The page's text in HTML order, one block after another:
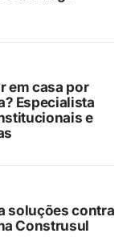
em casa por
Especialista
e
soluções contra
Construsul